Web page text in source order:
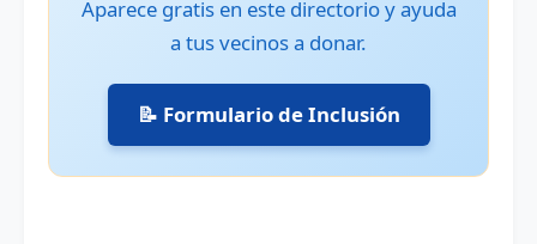
Aparece gratis en este directorio y ayuda
a tus vecinos a donar.
📝 Formulario de Inclusión